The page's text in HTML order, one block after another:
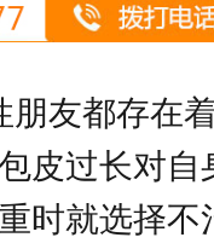
朋友都存在
皮过长对自
时就选择不